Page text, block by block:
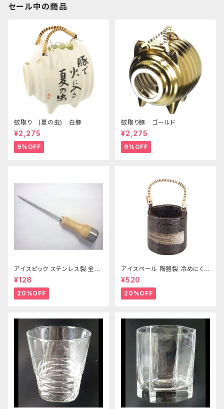
セール中の商品
蚊取り (夏の虫) 白豚
¥2,275
9%OFF
蚊取り豚 ゴールド
¥2,275
9%OFF
アイスピック ステンレス製 全長
215ｍｍ
¥128
20%OFF
アイスペール 陶器製 冷めにくい
二重構造 860ml
¥520
20%OFF